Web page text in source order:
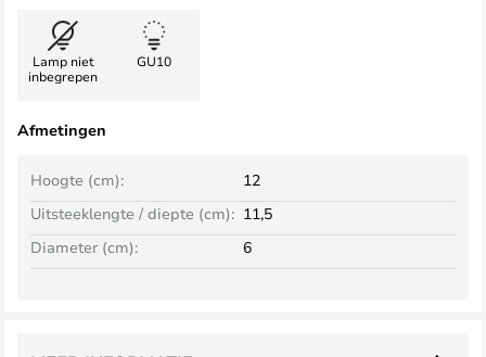
Lamp niet
inbegrepen
GU10
Afmetingen
Hoogte (cm):
12
Uitsteeklengte / diepte (cm): 11,5
Diameter (cm):
6